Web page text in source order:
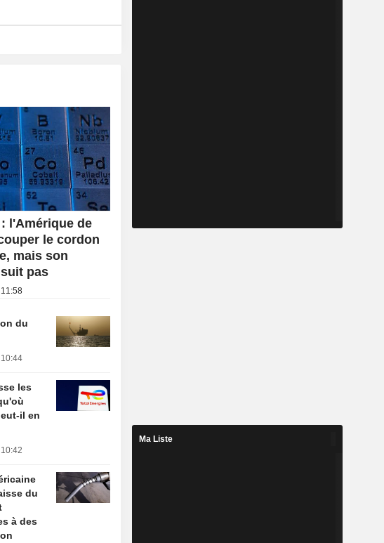
l'Amérique de
le cordon
mais son
pas
du
les
il en
du
à des
Ma Liste